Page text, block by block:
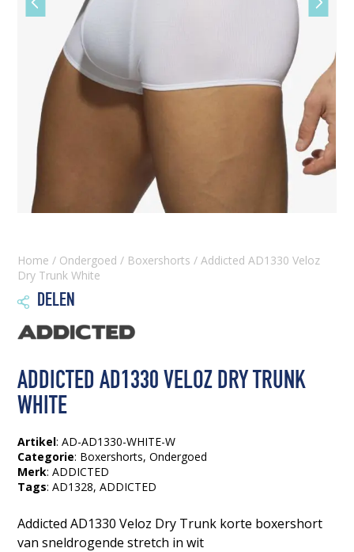
Vorige
slide
slide
Home / Ondergoed / Boxershorts / Addicted AD1330 Veloz
Dry Trunk White
 DELEN
ADDICTED AD1330 VELOZ DRY TRUNK
WHITE
Artikel: AD-AD1330-WHITE-W
Categorie: Boxershorts,Ondergoed
Merk: ADDICTED
Tags:AD1328, ADDICTED
Addicted AD1330 Veloz Dry Trunk korte boxershort
van sneldrogende stretch in wit